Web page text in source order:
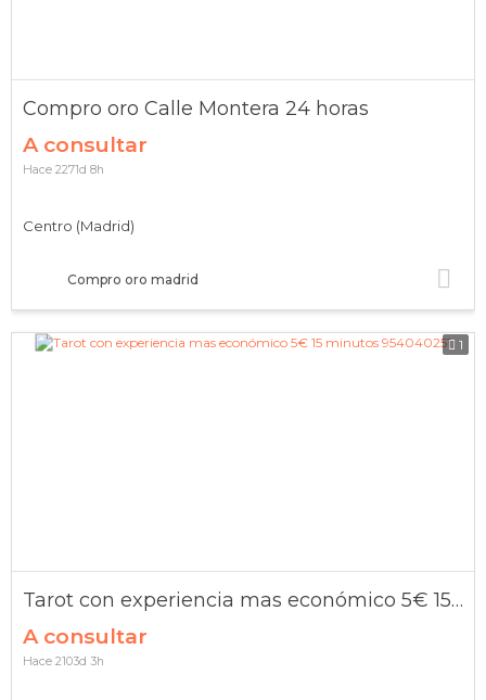
Compro oro Calle Montera 24 horas
A consultar
Compro oro madrid
Centro (Madrid)
Hace 2271d 8h
1
Tarot con experiencia mas económico 5€ 15 minutos 954040251
A consultar
Hace 2103d 3h